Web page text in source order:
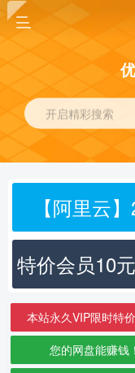
开启精彩搜索
【阿里云
特价会员10
本站永久VIP限时特
您的网盘能赚钱！